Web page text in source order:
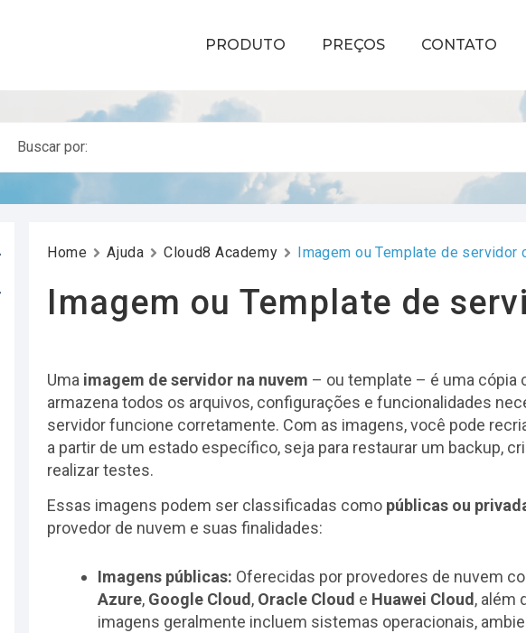
PRODUTO PREÇOS CONTATO
Home Ajuda Cloud8 Academy Imagem ou Template de servidor
Imagem ou Template de
Uma imagem de servidor na nuvem – ou template – é uma cópia
armazena todos os arquivos, configurações e funcionalidades
servidor funcione corretamente. Com as imagens, você pode
a partir de um estado específico, seja para restaurar um backup,
realizar testes.
Essas imagens podem ser classificadas como públicas ou
provedor de nuvem e suas finalidades:
Imagens públicas: Oferecidas por provedores de nuvem
Azure, Google Cloud , Oracle Cloud e Huawei Cloud , além
imagens geralmente incluem sistemas operacionais,